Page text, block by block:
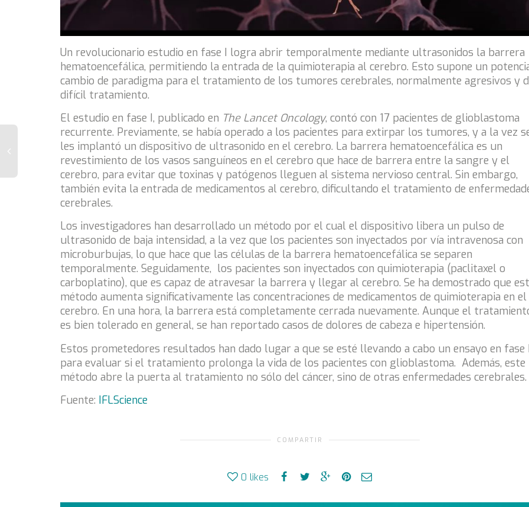
Un revolucionario estudio en fase I logra abrir temporalmente mediante ultrasonidos la barrera
hematoencefálica, permitiendo la entrada de la quimioterapia al cerebro. Esto supone un
cambio de paradigma para el tratamiento de los tumores cerebrales, normalmente agresivos y
difícil tratamiento.
El estudio en fase I, publicado en The Lancet Oncology, contó con 17 pacientes de glioblastoma
recurrente. Previamente, se había operado a los pacientes para extirpar los tumores, y a la vez
les implantó un dispositivo de ultrasonido en el cerebro. La barrera hematoencefálica es un
revestimiento de los vasos sanguíneos en el cerebro que hace de barrera entre la sangre y el
cerebro, para evitar que toxinas y patógenos lleguen al sistema nervioso central. Sin embargo,
también evita la entrada de medicamentos al cerebro, dificultando el tratamiento de
cerebrales.
Los investigadores han desarrollado un método por el cual el dispositivo libera un pulso de
ultrasonido de baja intensidad, a la vez que los pacientes son inyectados por vía intravenosa con
microburbujas, lo que hace que las células de la barrera hematoencefálica se separen
temporalmente. Seguidamente, los pacientes son inyectados con quimioterapia (paclitaxel o
carboplatino), que es capaz de atravesar la barrera y llegar al cerebro. Se ha demostrado que
método aumenta significativamente las concentraciones de medicamentos de quimioterapia en el
cerebro. En una hora, la barrera está completamente cerrada nuevamente. Aunque el
es bien tolerado en general, se han reportado casos de dolores de cabeza e hipertensión.
Estos prometedores resultados han dado lugar a que se esté llevando a cabo un ensayo en fase
para evaluar si el tratamiento prolonga la vida de los pacientes con glioblastoma. Además, este
método abre la puerta al tratamiento no sólo del cáncer, sino de otras enfermedades cerebrales.
Fuente: IFLScience
COMPARTIR
0 likes